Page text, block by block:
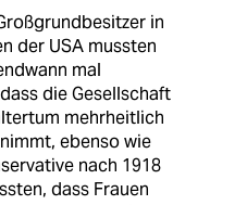
in
der USA mussten
mal
die Gesellschaft
mehrheitlich
ebenso wie
nach 1918
dass Frauen